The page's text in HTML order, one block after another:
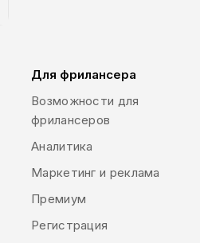
Для фрилансера
Возможности для
фрилансеров
Аналитика
Маркетинг и реклама
Премиум
Регистрация